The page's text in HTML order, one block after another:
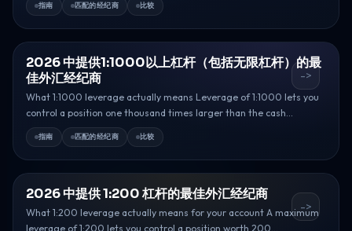
指南 匹配的经纪商 比较
2026 中提供1:1000以上杠杆（包括无限杠杆）的最
佳外汇经纪商
What 1:1000 leverage actually means Leverage of 1:1000 lets you
control a position one thousand times larger than the cash...
指南 匹配的经纪商 比较
->
2026 中提供 1:200 杠杆的最佳外汇经纪商
What 1:200 leverage actually means for your account A maximum
leverage of 1:200 lets you control a position worth 200...
->